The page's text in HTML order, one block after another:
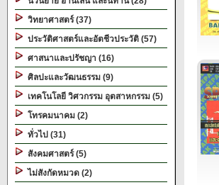
วิทยาศาสตร์ (37)
ประวัติศาสตร์และอัตชีวประวัติ (57)
ศาสนาและปรัชญา (16)
ศิลปะและวัฒนธรรม (9)
เทคโนโลยี วิศวกรรม อุตสาหกรรม (5)
โทรคมนาคม (2)
ทั่วไป (31)
สังคมศาสตร์ (5)
ไม่สังกัดหมวด (2)